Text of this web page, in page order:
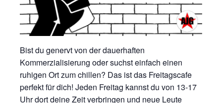
Bist du genervt von der dauerhaften
Kommerzialisierung oder suchst einfach einen
ruhigen Ort zum chillen? Das ist das Freitagscafe
perfekt für dich! Jeden Freitag kannst du von 13-17
Uhr dort deine Zeit verbringen und neue Leute